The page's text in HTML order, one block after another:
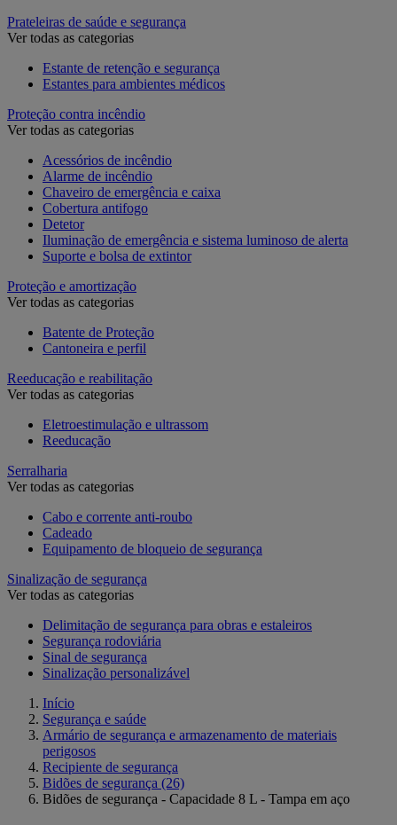
Prateleiras de saúde e segurança
Ver todas as categorias
Estante de retenção e segurança
Estantes para ambientes médicos
Proteção contra incêndio
Ver todas as categorias
Acessórios de incêndio
Alarme de incêndio
Chaveiro de emergência e caixa
Cobertura antifogo
Detetor
Iluminação de emergência e sistema luminoso de alerta
Suporte e bolsa de extintor
Proteção e amortização
Ver todas as categorias
Batente de Proteção
Cantoneira e perfil
Reeducação e reabilitação
Ver todas as categorias
Eletroestimulação e ultrassom
Reeducação
Serralharia
Ver todas as categorias
Cabo e corrente anti-roubo
Cadeado
Equipamento de bloqueio de segurança
Sinalização de segurança
Ver todas as categorias
Delimitação de segurança para obras e estaleiros
Segurança rodoviária
Sinal de segurança
Sinalização personalizável
Início
Segurança e saúde
Armário de segurança e armazenamento de materiais
perigosos
Recipiente de segurança
Bidões de segurança (26)
Bidões de segurança - Capacidade 8 L - Tampa em aço